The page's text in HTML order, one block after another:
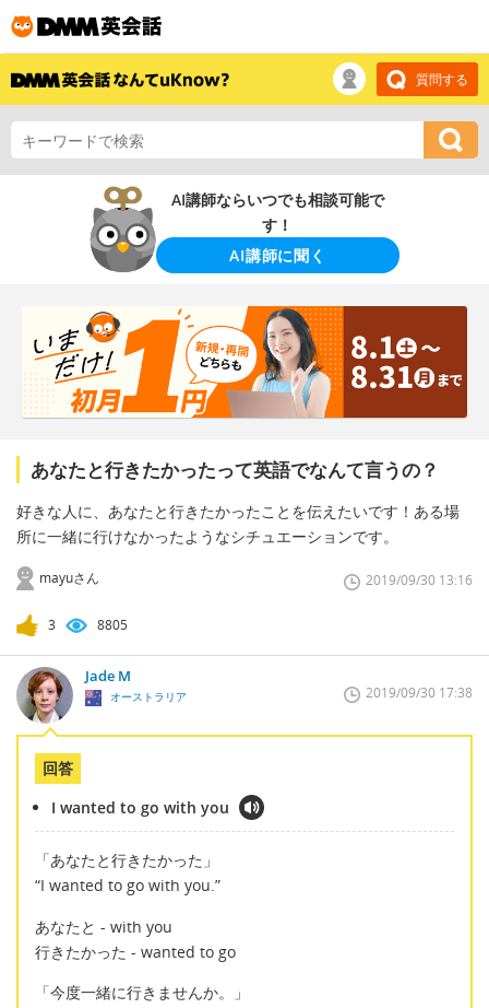
質問する
AI講師ならいつでも相談可能で
す！
AI講師に聞く
あなたと行きたかったって英語でなんて言うの？
好きな人に、あなたと行きたかったことを伝えたいです！ある場
所に一緒に行けなかったようなシチュエーションです。
mayuさん 2019/09/30 13:16
3 8805
Jade M
オーストラリア 2019/09/30 17:38
回答
I wanted to go with you
「あなたと行きたかった」
“I wanted to go with you.”
あなたと - with you
行きたかった - wanted to go
「今度一緒に行きませんか。」